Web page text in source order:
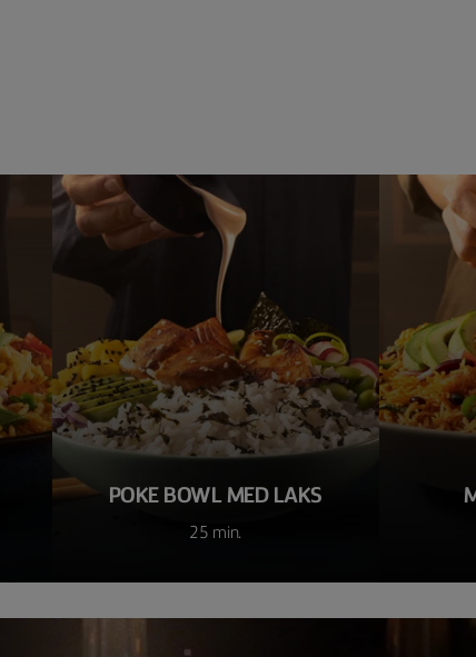
POKE BOWL MED LAKS
25 min.